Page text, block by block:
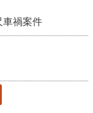
車禍案件